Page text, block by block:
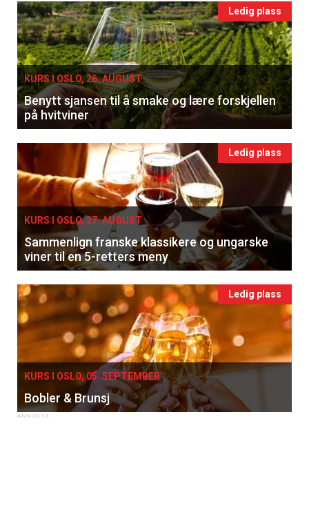
Ledig plass
KURS I OSLO, 26. AUGUST
Benytt sjansen til å smake og lære forskjellen
på hvitviner
Ledig plass
KURS I OSLO, 27. AUGUST
Sammenlign franske klassikere og ungarske
viner til en 5-retters meny
Ledig plass
KURS I OSLO, 05. SEPTEMBER
Bobler & Brunsj